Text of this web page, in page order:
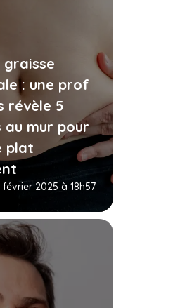
: une prof
révèle 5
au mur pour
plat
2025 à 18h57